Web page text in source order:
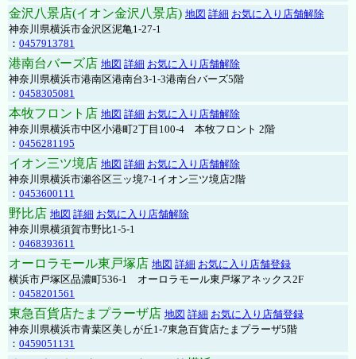
金沢八景店(イオン金沢八景店) 地図 詳細 お気に入り店舗解除
神奈川県横浜市金沢区泥亀1-27-1
： 0457913781
港南台バーズ店 地図 詳細 お気に入り店舗解除
神奈川県横浜市港南区港南台3-1-3港南台バーズ5階
： 0458305081
本牧フロント店 地図 詳細 お気に入り店舗解除
神奈川県横浜市中区小港町2丁目100-4 本牧フロント 2階
： 0456281195
イオン三ツ境店 地図 詳細 お気に入り店舗解除
神奈川県横浜市瀬谷区三ッ境7-1イオン三ツ境店2階
： 0453600111
野比店 地図 詳細 お気に入り店舗解除
神奈川県横須賀市野比1-5-1
： 0468393611
オーロラモール東戸塚店 地図 詳細 お気に入り店舗登録
横浜市戸塚区品濃町536-1 オーロラモール東戸塚アネックス2F
： 0458201561
東急百貨店たまプラーザ店 地図 詳細 お気に入り店舗登録
神奈川県横浜市青葉区美しが丘1-7東急百貨店たまプラーザ5階
： 0459051131